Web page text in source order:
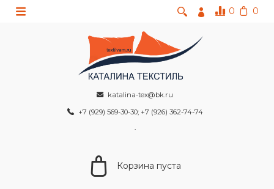
0 0
katalina-tex@bk.ru
+7 (929) 569-30-30; +7 (926) 362-74-74
Корзина пуста